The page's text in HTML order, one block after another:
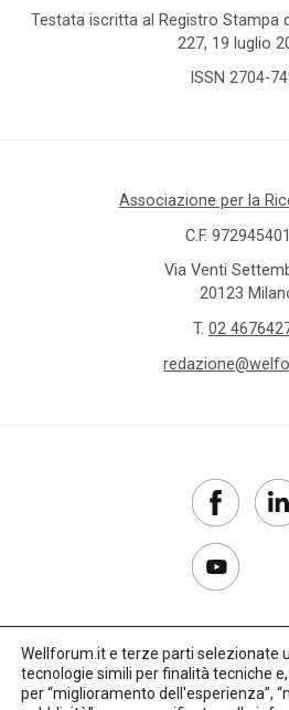
Testata iscritta al Registro Stampa
227, 19 luglio
ISSN 2704-
Associazione per la
C.F.
Via Venti
20123
T. 02
Copyright
Wellforum.it e terze parti selezionate
tecnologie simili per finalità tecniche
per “miglioramento dell'esperienza”,